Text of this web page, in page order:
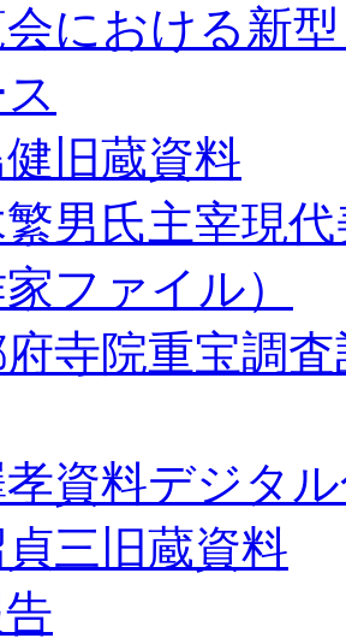
会における新
旧蔵資料
男氏主宰現
家ファイル）
寺院重宝調
資料デジタ
三旧蔵資料